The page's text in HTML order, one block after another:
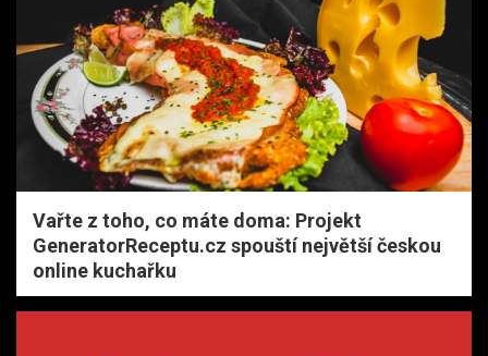
Vařte z toho, co máte doma: Projekt
GeneratorReceptu.cz spouští největší českou
online kuchařku